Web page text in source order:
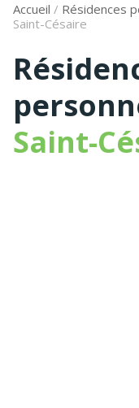
Accueil / Résidences
Saint-Césaire
Saint-